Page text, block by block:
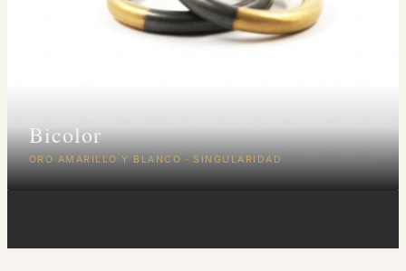
Bicolor
ORO AMARILLO Y BLANCO · SINGULARIDAD